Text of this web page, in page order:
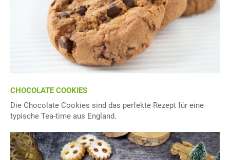
CHOCOLATE COOKIES
Die Chocolate Cookies sind das perfekte Rezept für eine
typische Tea-time aus England.